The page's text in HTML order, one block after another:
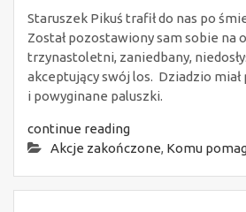
Staruszek Pikuś trafił do nas po
Został pozostawiony sam sobie na
trzynastoletni, zaniedbany,
akceptujący swój los. Dziadzio
i powyginane paluszki.
continue reading
Akcje zakończone, Komu